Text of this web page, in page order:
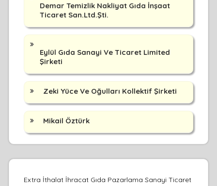
Demar Temizlik Nakliyat Gıda İnşaat
Ticaret San.Ltd.Şti.
Eylül Gıda Sanayi Ve Ticaret Limited
Şirketi
Zeki Yüce Ve Oğulları Kollektif Şirketi
Mikail Öztürk
Extra İthalat İhracat Gıda Pazarlama Sanayi Ticaret